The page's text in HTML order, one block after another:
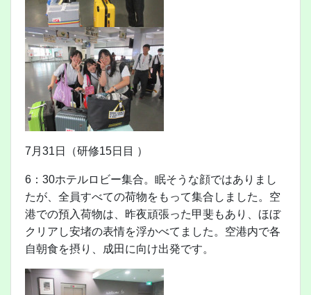
7月31日（研修15日目 ）
6：30ホテルロビー集合。眠そうな顔ではありまし
たが、全員すべての荷物をもって集合しました。空
港での預入荷物は、昨夜頑張った甲斐もあり、ほぼ
クリアし安堵の表情を浮かべてました。空港内で各
自朝食を摂り、成田に向け出発です。